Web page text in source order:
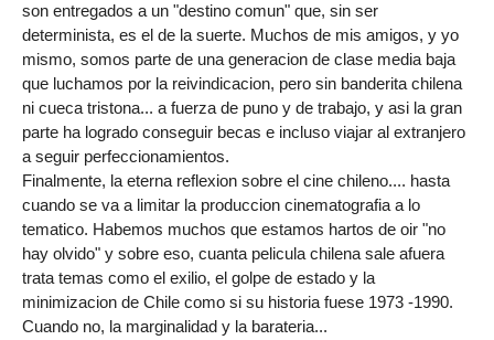
son entregados a un "destino comun" que, sin ser
determinista, es el de la suerte. Muchos de mis amigos, y yo
mismo, somos parte de una generacion de clase media baja
que luchamos por la reivindicacion, pero sin banderita chilena
ni cueca tristona... a fuerza de puno y de trabajo, y asi la gran
parte ha logrado conseguir becas e incluso viajar al extranjero
a seguir perfeccionamientos.
Finalmente, la eterna reflexion sobre el cine chileno.... hasta
cuando se va a limitar la produccion cinematografia a lo
tematico. Habemos muchos que estamos hartos de oir "no
hay olvido" y sobre eso, cuanta pelicula chilena sale afuera
trata temas como el exilio, el golpe de estado y la
minimizacion de Chile como si su historia fuese 1973 -1990.
Cuando no, la marginalidad y la barateria...